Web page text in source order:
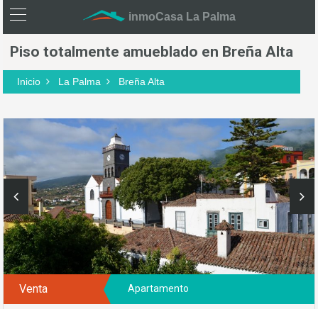
inmoCasa La Palma
Piso totalmente amueblado en Breña Alta
Inicio La Palma Breña Alta
Venta Apartamento